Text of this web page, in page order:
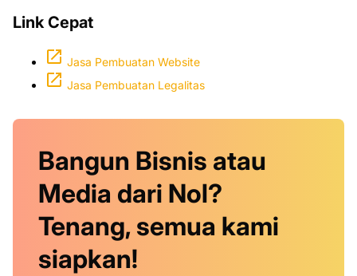
Link Cepat
Jasa Pembuatan Website
Jasa Pembuatan Legalitas
Bangun Bisnis atau
Media dari Nol?
Tenang, semua kami
siapkan!